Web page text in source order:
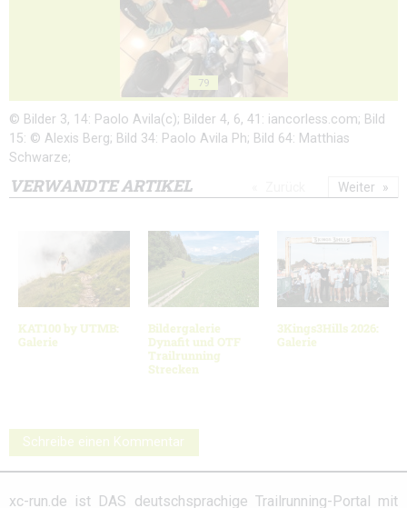
79
© Bilder 3, 14: Paolo Avila(c); Bilder 4, 6, 41: iancorless.com; Bild
15: © Alexis Berg; Bild 34: Paolo Avila Ph; Bild 64: Matthias
Schwarze;
VERWANDTE ARTIKEL
KAT100 by UTMB:
Galerie
Bildergalerie
Dynafit und OTF
Trailrunning
Strecken
3Kings3Hills 2026:
Galerie
Weiter
Schreibe einen Kommentar
xc-run.de ist DAS deutschsprachige Trailrunning-Portal mit